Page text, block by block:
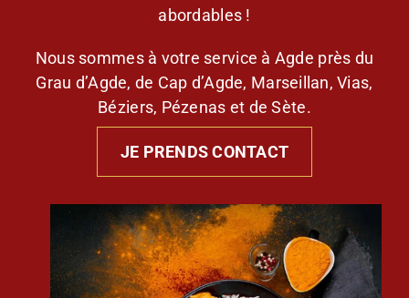
abordables !
Nous sommes à votre service à Agde près du
Grau d’Agde, de Cap d’Agde, Marseillan, Vias,
Béziers, Pézenas et de Sète.
JE PRENDS CONTACT